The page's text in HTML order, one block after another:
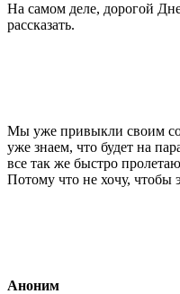
На самом деле, дорогой
рассказать.
Мы уже привыкли своим
уже знаем, что будет на
все так же быстро
Потому что не хочу, чтобы
Аноним